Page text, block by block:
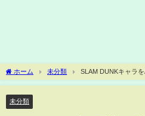
ホーム 未分類
SLAM DUNKキャラ
コメントで受付しております! #ai #slamdunk
未分類